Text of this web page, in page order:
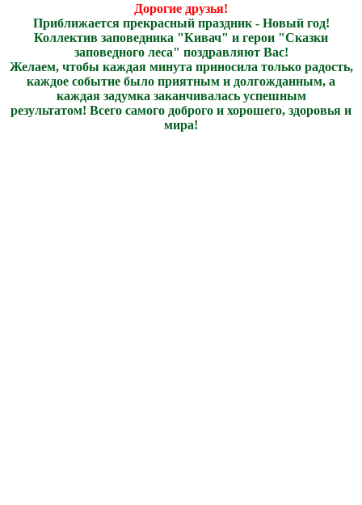
Дорогие друзья!
Приближается прекрасный праздник - Новый год!
Коллектив заповедника "Кивач" и герои "Сказки
заповедного леса" поздравляют Вас!
Желаем, чтобы каждая минута приносила только радость,
каждое событие было приятным и долгожданным, а
каждая задумка заканчивалась успешным
результатом! Всего самого доброго и хорошего, здоровья и
мира!